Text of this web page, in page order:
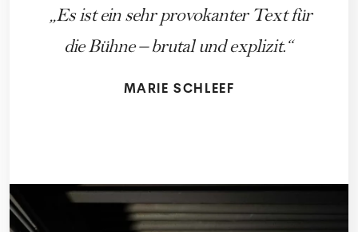
Es ist ein sehr provokanter Text für
die Bühne – brutal und explizit.
MARIE SCHLEEF